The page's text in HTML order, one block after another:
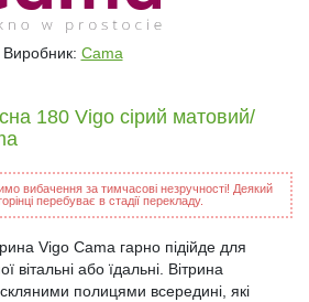
Виробник: Cama
180 Vigo сірий матовий/
вибачення за тимчасові незручності! Деякий
перебуває в стадії перекладу.
Vigo Cama гарно підійде для
вітальні або їдальні. Вітрина
полицями всередині, які